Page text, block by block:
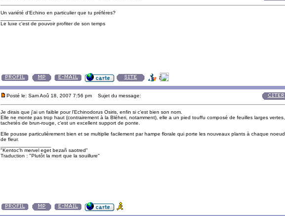
Un variété d'Echino en particulier que tu préféres?
Le luxe c'est de pouvoir profiter de son temps
Posté le: Sam Aoû 18, 2007 7:56 pm Sujet du message:
Je dirais que j'ai un faible pour l'Echinodorus Osiris, enfin si c'est bien son nom.
Elle ne monte pas trop haut (contrairement à la Bléheri, notamment), elle a un pied touffu composé de feuilles larges vertes,
tachetés de brun-rouge, c'est un excellent support de ponte.
Elle pousse particulièrement bien et se multiplie facilement par hampe florale qui porte les nouveaux plants à chaque noeud
de fleur.
"Kentoc'h mervel eget bezañ saotred"
Traduction : "Plutôt la mort que la souillure"